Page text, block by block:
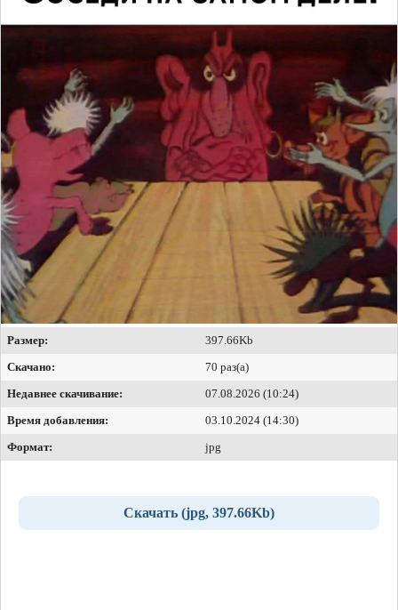
Размер:
397.66Kb
Скачано:
70 раз(а)
Недавнее скачивание:
07.08.2026 (10:24)
Время добавления:
03.10.2024 (14:30)
Формат:
jpg
Скачать (jpg, 397.66Kb)